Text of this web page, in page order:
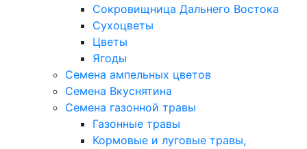
Сокровищница Дальнего Востока
Сухоцветы
Цветы
Ягоды
Семена ампельных цветов
Семена Вкуснятина
Семена газонной травы
Газонные травы
Кормовые и луговые травы,